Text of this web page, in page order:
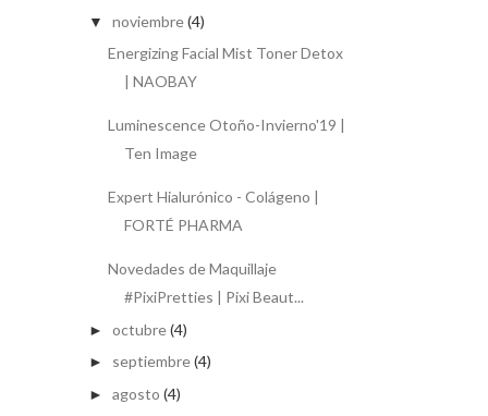
▼ noviembre(4)
Energizing Facial Mist Toner Detox
| NAOBAY
Luminescence Otoño-Invierno'19 |
Ten Image
Expert Hialurónico - Colágeno |
FORTÉ PHARMA
Novedades de Maquillaje
#PixiPretties | Pixi Beaut...
► octubre(4)
► septiembre(4)
► agosto (4)